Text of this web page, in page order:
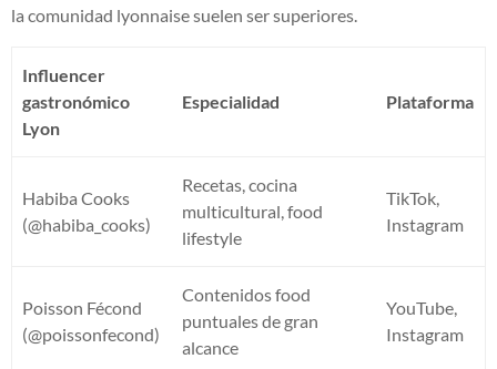
la comunidad lyonnaise suelen ser superiores.
Influencer
gastronómico
Lyon
Especialidad Plataforma
Habiba Cooks
(@habiba_cooks)
Recetas, cocina
multicultural, food
lifestyle
TikTok,
Instagram
Poisson Fécond
(@poissonfecond)
Contenidos food
puntuales de gran
alcance
YouTube,
Instagram